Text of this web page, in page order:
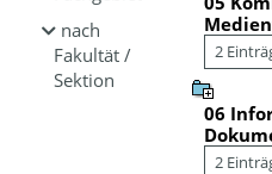
nach
Fakultät /
Sektion
2
06
2